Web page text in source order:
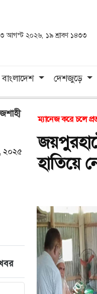
আগস্ট ২০২৬, ১৯ শ্রাবণ ১৪৩৩
বাংলাদেশ দেশজুড়ে
২০২৫
ম্যানেজ করে চলে
হাতিয়ে